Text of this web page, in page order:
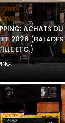
ACHATS
2026 (BALADES
ETC.)